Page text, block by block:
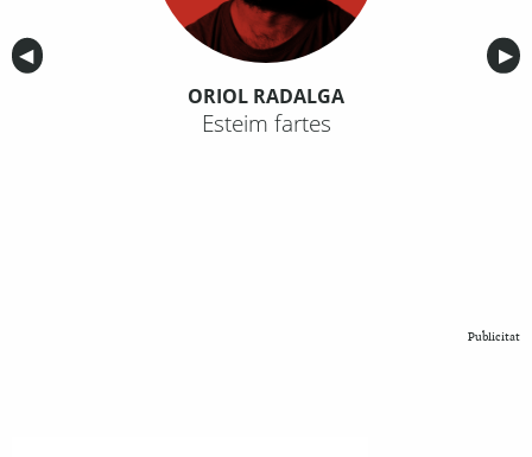
Anterior
◀︎ ▶︎
ORIOL RADALGA
Esteim fartes
Publicitat